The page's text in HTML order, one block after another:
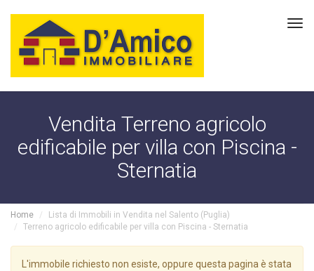
Vendita Terreno agricolo
edificabile per villa con Piscina -
Sternatia
Home
Lista di Immobili in Vendita nel Salento (Puglia)
Terreno agricolo edificabile per villa con Piscina - Sternatia
L'immobile richiesto non esiste, oppure questa pagina è stata